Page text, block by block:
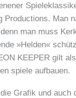
Pro­duc­tions. Man
man muss
»Hel­den«
KEEPER gilt
spie­le auf­bau­en.
Gra­fik und auch